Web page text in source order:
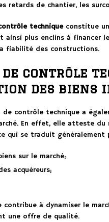
retards de chantier, les
techniqueconstitue
ainsi plus enclins à financer
fiabilité des constructions.
contrôle
des biens
contrôle technique a
En effet, elle atteste du
qui se traduit généralement
sur le marché;
acquéreurs;
à dynamiser le
une offre de qualité.